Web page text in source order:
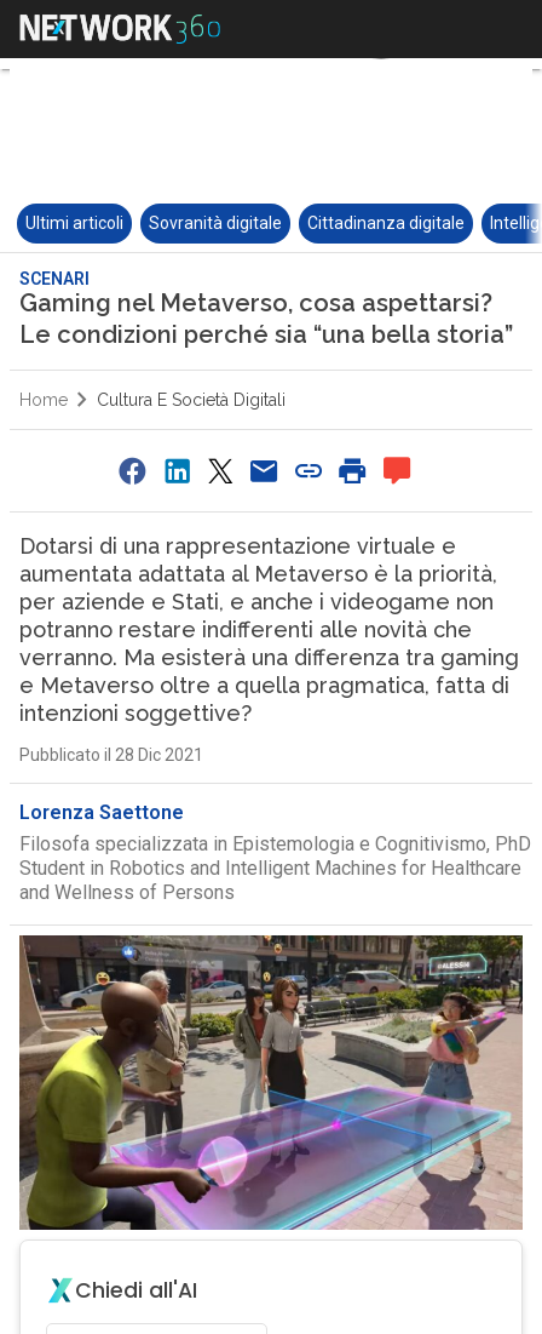
Ultimi articoli Sovranità digitale Cittadinanza digitale
SCENARI
Gaming nel Metaverso, cosa aspettarsi?
Le condizioni perché sia “una bella storia”
Home Cultura E Società Digitali
Dotarsi di una rappresentazione virtuale e
aumentata adattata al Metaverso è la priorità,
per aziende e Stati, e anche i videogame non
potranno restare indifferenti alle novità che
verranno. Ma esisterà una differenza tra gaming
e Metaverso oltre a quella pragmatica, fatta di
intenzioni soggettive?
Pubblicato il 28 Dic 2021
Lorenza Saettone
Filosofa specializzata in Epistemologia e Cognitivismo, PhD
Student in Robotics and Intelligent Machines for Healthcare
and Wellness of Persons
Chiedi all'AI